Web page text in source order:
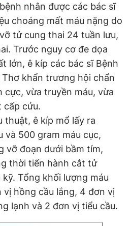
RSS Tòa soạn Chính sách bảo
Toàn
Hải Thành
Dũng
Hưng
- BTTTT cấp ngày 24.3.2020
về Báo Thanh Niên. Cấm sao
không có sự chấp thuận bằng văn
JSC.
nhân được các bác sĩ
choáng mất máu nặng do
tử cung thai 24 tuần lưu,
Trước nguy cơ đe dọa
lớn, ê kíp các bác sĩ Bệnh
Thơ khẩn trương hội chẩn
cực, vừa truyền máu, vừa
cấp cứu.
thuật, ê kíp mổ lấy ra
và 500 gram máu cục,
vỡ đoạn dưới bầm tím,
thời tiến hành cắt tử
Tổng khối lượng máu
hồng cầu lắng, 4 đơn vị
lạnh và 2 đơn vị tiểu cầu.